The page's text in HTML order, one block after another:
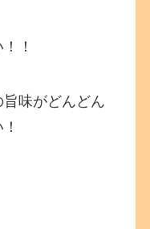
！
味がどんどん